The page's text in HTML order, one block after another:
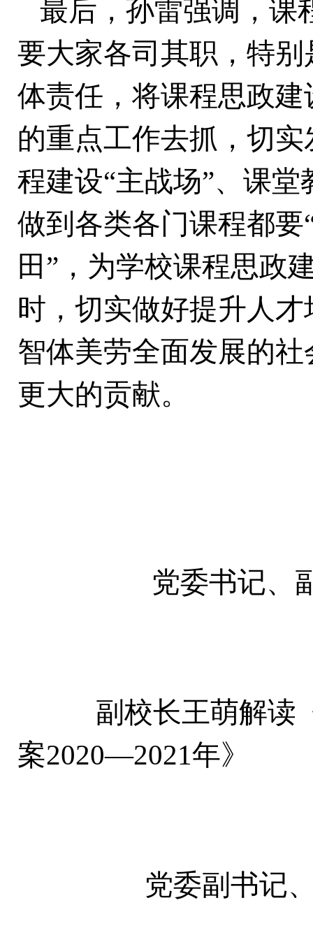
最后，孙雷强调，课
要大家各司其职，特
体责任，将课程思政
的重点工作去抓，切
程建设“主战场”、课
做到各类各门课程都
田”，为学校课程思政
时，切实做好提升人
智体美劳全面发展的
更大的贡献。
党委书记、副
副校长王萌解读
案2020—2021年》
党委副书记、副